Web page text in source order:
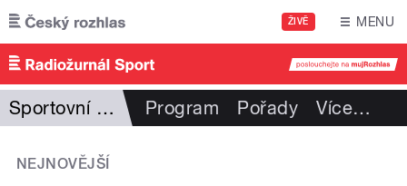
Přejít k hlavnímu obsahu
ŽIVĚ MENU
Sportovní rozhovory Program Pořady Více…
NEJNOVĚJŠÍ